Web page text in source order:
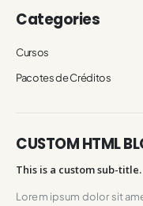
Categories
Cursos
Pacotes de Créditos
CUSTOM HTML
This is a custom sub-title.
Lorem ipsum dolor sit